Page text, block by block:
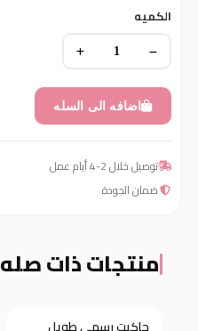
الكميه
اضافه الى السله
توصيل خلال 2-4 أيام عمل
ضمان الجودة
منتجات ذات صله
خصم 51%